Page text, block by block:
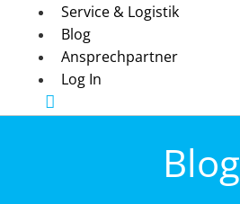
Service & Logistik
Blog
Ansprechpartner
Log In
Blog